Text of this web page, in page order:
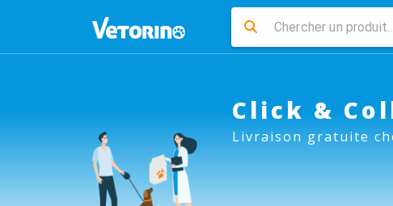
Click &
Livraison gratuite